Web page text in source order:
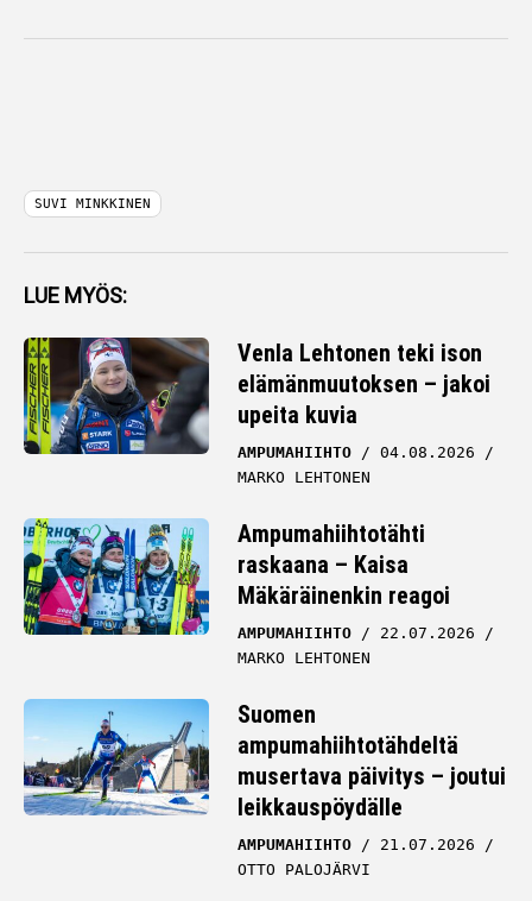
SUVI MINKKINEN
LUE MYÖS:
Venla Lehtonen teki ison
elämänmuutoksen – jakoi
upeita kuvia
AMPUMAHIIHTO
04.08.2026
MARKO LEHTONEN
Ampumahiihtotähti
raskaana – Kaisa
Mäkäräinenkin reagoi
AMPUMAHIIHTO
22.07.2026
MARKO LEHTONEN
Suomen
ampumahiihtotähdeltä
musertava päivitys – joutui
leikkauspöydälle
AMPUMAHIIHTO
21.07.2026
OTTO PALOJÄRVI